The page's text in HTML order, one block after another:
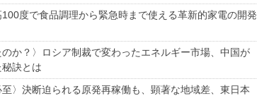
度で食品調理から緊急時まで使える革新的家電の開発
のか？〉ロシア制裁で変わったエネルギー市場、中国が
訣とは
〉決断迫られる原発再稼働も、顕著な地域差、東日本